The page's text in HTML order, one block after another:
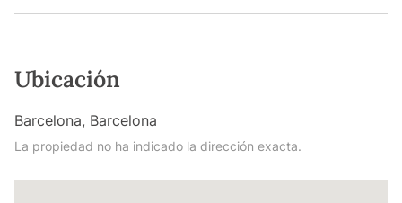
Ubicación
Barcelona, Barcelona
La propiedad no ha indicado la dirección exacta.